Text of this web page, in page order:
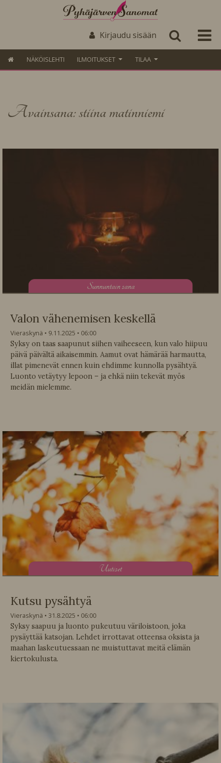
Kirjaudu sisään
NÄKÖISLEHTI ILMOITUKSET TILAA
Avainsana: stiina matinniemi
Sunnuntain sana
Valon vähenemisen keskellä
Vieraskynä 9.11.2025
06:00
Syksy on taas saapunut siihen vaiheeseen, kun valo hiipuu
päivä päivältä aikaisemmin. Aamut ovat hämärää harmautta,
illat pimenevät ennen kuin ehdimme kunnolla pysähtyä.
Luonto vetäytyy lepoon – ja ehkä niin tekevät myös
meidän mielemme.
Uutiset
Kutsu pysähtyä
Vieraskynä 31.8.2025
06:00
Syksy saapuu ja luonto pukeutuu väriloistoon, joka
pysäyttää katsojan. Lehdet irrottavat otteensa oksista ja
maahan laskeutuessaan ne muistuttavat meitä elämän
kiertokulusta.